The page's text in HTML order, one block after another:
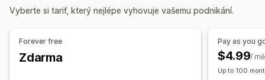
Doporučené produkty
Doporučení pomocí AI
Konverzní poměry
Vyberte si tarif, který nejlépe vyhovuje vašemu podnikání.
Forever free
Zdarma
Pay as you
$4.99/
Up to 100